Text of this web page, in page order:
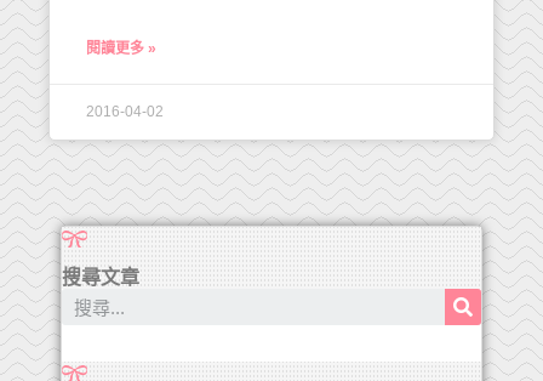
閱讀更多 »
2016-04-02
搜尋文章